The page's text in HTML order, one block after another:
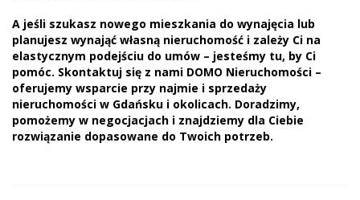
A jeśli szukasz nowego mieszkania do wynajęcia lub
planujesz wynająć własną nieruchomość i zależy Ci na
elastycznym podejściu do umów – jesteśmy tu, by Ci
pomóc. Skontaktuj się z nami DOMO Nieruchomości –
oferujemy wsparcie przy najmie i sprzedaży
nieruchomości w Gdańsku i okolicach. Doradzimy,
pomożemy w negocjacjach i znajdziemy dla Ciebie
rozwiązanie dopasowane do Twoich potrzeb.